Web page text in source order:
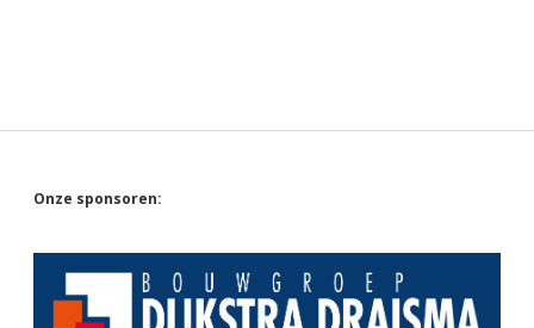
Sidebar
Onze sponsoren: